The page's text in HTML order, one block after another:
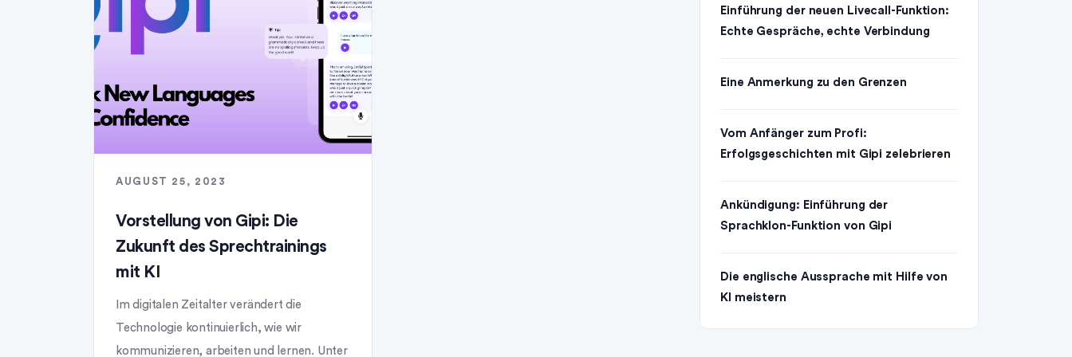
AUGUST 25, 2023
Vorstellung von Gipi: Die
Zukunft des Sprechtrainings
mit KI
Im digitalen Zeitalter verändert die
Technologie kontinuierlich, wie wir
kommunizieren, arbeiten und lernen. Unter
Einführung der neuen Livecall-Funktion:
Echte Gespräche, echte Verbindung
Eine Anmerkung zu den Grenzen
Vom Anfänger zum Profi:
Erfolgsgeschichten mit Gipi zelebrieren
Ankündigung: Einführung der
Sprachklon-Funktion von Gipi
Die englische Aussprache mit Hilfe von
KI meistern